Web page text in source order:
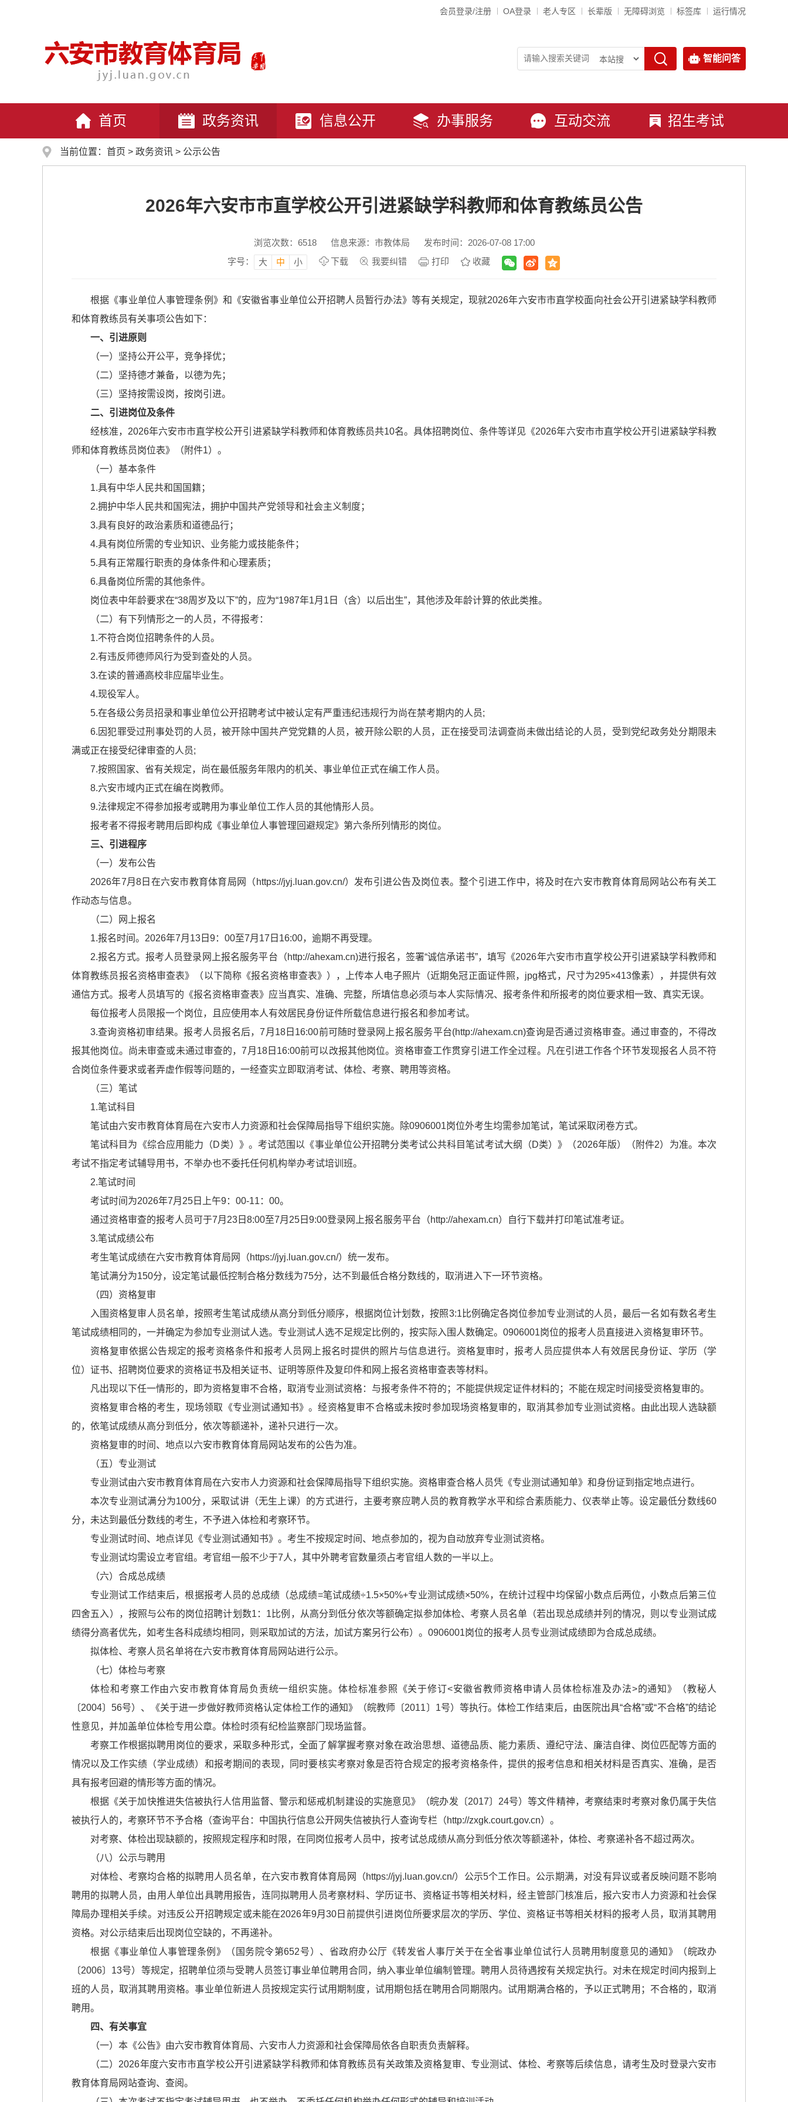
会员登录/注册 OA登录 老人专区 长辈版 无障碍浏览 标签库 运行情况
智能问答
首页 政务资讯 信息公开 办事服务 互动交流 招生考试
当前位置： 首页 > 政务资讯 > 公示公告
2026年六安市市直学校公开引进紧缺学科教师和体育教练员公告
浏览次数： 6518 信息来源：市教体局
发布时间：2026-07-08 17:00
字号：
大 中 小 下载 我要纠错 打印 收藏
根据《事业单位人事管理条例》和《安徽省事业单位公开招聘人员暂行办法》等有关规定，现就2026年六安市市直学校面向社会公开引进紧缺学科教师
和体育教练员有关事项公告如下：
一、引进原则
（一）坚持公开公平，竞争择优；
（二）坚持德才兼备，以德为先；
（三）坚持按需设岗，按岗引进。
二、引进岗位及条件
经核准，2026年六安市市直学校公开引进紧缺学科教师和体育教练员共10名。具体招聘岗位、条件等详见《2026年六安市市直学校公开引进紧缺学科教
师和体育教练员岗位表》（附件1）。
（一）基本条件
1.具有中华人民共和国国籍；
2.拥护中华人民共和国宪法，拥护中国共产党领导和社会主义制度；
3.具有良好的政治素质和道德品行；
4.具有岗位所需的专业知识、业务能力或技能条件；
5.具有正常履行职责的身体条件和心理素质；
6.具备岗位所需的其他条件。
岗位表中年龄要求在“38周岁及以下”的，应为“1987年1月1日（含）以后出生”，其他涉及年龄计算的依此类推。
（二）有下列情形之一的人员，不得报考：
1.不符合岗位招聘条件的人员。
2.有违反师德师风行为受到查处的人员。
3.在读的普通高校非应届毕业生。
4.现役军人。
5.在各级公务员招录和事业单位公开招聘考试中被认定有严重违纪违规行为尚在禁考期内的人员;
6.因犯罪受过刑事处罚的人员，被开除中国共产党党籍的人员，被开除公职的人员，正在接受司法调查尚未做出结论的人员，受到党纪政务处分期限未
满或正在接受纪律审查的人员;
7.按照国家、省有关规定，尚在最低服务年限内的机关、事业单位正式在编工作人员。
8.六安市域内正式在编在岗教师。
9.法律规定不得参加报考或聘用为事业单位工作人员的其他情形人员。
报考者不得报考聘用后即构成《事业单位人事管理回避规定》第六条所列情形的岗位。
三、引进程序
（一）发布公告
2026年7月8日在六安市教育体育局网（https://jyj.luan.gov.cn/）发布引进公告及岗位表。整个引进工作中，将及时在六安市教育体育局网站公布有关工
作动态与信息。
（二）网上报名
1.报名时间。2026年7月13日9：00至7月17日16:00，逾期不再受理。
2.报名方式。报考人员登录网上报名服务平台（http://ahexam.cn)进行报名，签署“诚信承诺书”，填写《2026年六安市市直学校公开引进紧缺学科教师和
体育教练员报名资格审查表》（以下简称《报名资格审查表》），上传本人电子照片（近期免冠正面证件照，jpg格式，尺寸为295×413像素），并提供有效
通信方式。报考人员填写的《报名资格审查表》应当真实、准确、完整，所填信息必须与本人实际情况、报考条件和所报考的岗位要求相一致、真实无误。
每位报考人员限报一个岗位，且应使用本人有效居民身份证件所载信息进行报名和参加考试。
3.查询资格初审结果。报考人员报名后，7月18日16:00前可随时登录网上报名服务平台(http://ahexam.cn)查询是否通过资格审查。通过审查的，不得改
报其他岗位。尚未审查或未通过审查的，7月18日16:00前可以改报其他岗位。资格审查工作贯穿引进工作全过程。凡在引进工作各个环节发现报名人员不符
合岗位条件要求或者弄虚作假等问题的，一经查实立即取消考试、体检、考察、聘用等资格。
（三）笔试
1.笔试科目
笔试由六安市教育体育局在六安市人力资源和社会保障局指导下组织实施。除0906001岗位外考生均需参加笔试，笔试采取闭卷方式。
笔试科目为《综合应用能力（D类）》。考试范围以《事业单位公开招聘分类考试公共科目笔试考试大纲（D类）》（2026年版）（附件2）为准。本次
考试不指定考试辅导用书，不举办也不委托任何机构举办考试培训班。
2.笔试时间
考试时间为2026年7月25日上午9：00-11：00。
通过资格审查的报考人员可于7月23日8:00至7月25日9:00登录网上报名服务平台（http://ahexam.cn）自行下载并打印笔试准考证。
3.笔试成绩公布
考生笔试成绩在六安市教育体育局网（https://jyj.luan.gov.cn/）统一发布。
笔试满分为150分，设定笔试最低控制合格分数线为75分，达不到最低合格分数线的，取消进入下一环节资格。
（四）资格复审
入围资格复审人员名单，按照考生笔试成绩从高分到低分顺序，根据岗位计划数，按照3:1比例确定各岗位参加专业测试的人员，最后一名如有数名考生
笔试成绩相同的，一并确定为参加专业测试人选。专业测试人选不足规定比例的，按实际入围人数确定。0906001岗位的报考人员直接进入资格复审环节。
资格复审依据公告规定的报考资格条件和报考人员网上报名时提供的照片与信息进行。资格复审时，报考人员应提供本人有效居民身份证、学历（学
位）证书、招聘岗位要求的资格证书及相关证书、证明等原件及复印件和网上报名资格审查表等材料。
凡出现以下任一情形的，即为资格复审不合格，取消专业测试资格：与报考条件不符的；不能提供规定证件材料的；不能在规定时间接受资格复审的。
资格复审合格的考生，现场领取《专业测试通知书》。经资格复审不合格或未按时参加现场资格复审的，取消其参加专业测试资格。由此出现人选缺额
的，依笔试成绩从高分到低分，依次等额递补，递补只进行一次。
资格复审的时间、地点以六安市教育体育局网站发布的公告为准。
（五）专业测试
专业测试由六安市教育体育局在六安市人力资源和社会保障局指导下组织实施。资格审查合格人员凭《专业测试通知单》和身份证到指定地点进行。
本次专业测试满分为100分，采取试讲（无生上课）的方式进行，主要考察应聘人员的教育教学水平和综合素质能力、仪表举止等。设定最低分数线60
分，未达到最低分数线的考生，不予进入体检和考察环节。
专业测试时间、地点详见《专业测试通知书》。考生不按规定时间、地点参加的，视为自动放弃专业测试资格。
专业测试均需设立考官组。考官组一般不少于7人，其中外聘考官数量须占考官组人数的一半以上。
（六）合成总成绩
专业测试工作结束后，根据报考人员的总成绩（总成绩=笔试成绩÷1.5×50%+专业测试成绩×50%，在统计过程中均保留小数点后两位，小数点后第三位
四舍五入），按照与公布的岗位招聘计划数1：1比例，从高分到低分依次等额确定拟参加体检、考察人员名单（若出现总成绩并列的情况，则以专业测试成
绩得分高者优先，如考生各科成绩均相同，则采取加试的方法，加试方案另行公布）。0906001岗位的报考人员专业测试成绩即为合成总成绩。
拟体检、考察人员名单将在六安市教育体育局网站进行公示。
（七）体检与考察
体检和考察工作由六安市教育体育局负责统一组织实施。体检标准参照《关于修订<安徽省教师资格申请人员体检标准及办法>的通知》（教秘人
〔2004〕56号）、《关于进一步做好教师资格认定体检工作的通知》（皖教师〔2011〕1号）等执行。体检工作结束后，由医院出具“合格”或“不合格”的结论
性意见，并加盖单位体检专用公章。体检时须有纪检监察部门现场监督。
考察工作根据拟聘用岗位的要求，采取多种形式，全面了解掌握考察对象在政治思想、道德品质、能力素质、遵纪守法、廉洁自律、岗位匹配等方面的
情况以及工作实绩（学业成绩）和报考期间的表现，同时要核实考察对象是否符合规定的报考资格条件，提供的报考信息和相关材料是否真实、准确，是否
具有报考回避的情形等方面的情况。
根据《关于加快推进失信被执行人信用监督、警示和惩戒机制建设的实施意见》（皖办发〔2017〕24号）等文件精神，考察结束时考察对象仍属于失信
被执行人的，考察环节不予合格（查询平台：中国执行信息公开网失信被执行人查询专栏（http://zxgk.court.gov.cn）。
对考察、体检出现缺额的，按照规定程序和时限，在同岗位报考人员中，按考试总成绩从高分到低分依次等额递补，体检、考察递补各不超过两次。
（八）公示与聘用
对体检、考察均合格的拟聘用人员名单，在六安市教育体育局网（https://jyj.luan.gov.cn/）公示5个工作日。公示期满，对没有异议或者反映问题不影响
聘用的拟聘人员，由用人单位出具聘用报告，连同拟聘用人员考察材料、学历证书、资格证书等相关材料，经主管部门核准后，报六安市人力资源和社会保
障局办理相关手续。对违反公开招聘规定或未能在2026年9月30日前提供引进岗位所要求层次的学历、学位、资格证书等相关材料的报考人员，取消其聘用
资格。对公示结束后出现岗位空缺的，不再递补。
根据《事业单位人事管理条例》（国务院令第652号）、省政府办公厅《转发省人事厅关于在全省事业单位试行人员聘用制度意见的通知》（皖政办
〔2006〕13号）等规定，招聘单位须与受聘人员签订事业单位聘用合同，纳入事业单位编制管理。聘用人员待遇按有关规定执行。对未在规定时间内报到上
班的人员，取消其聘用资格。事业单位新进人员按规定实行试用期制度，试用期包括在聘用合同期限内。试用期满合格的，予以正式聘用；不合格的，取消
聘用。
四、有关事宜
（一）本《公告》由六安市教育体育局、六安市人力资源和社会保障局依各自职责负责解释。
（二）2026年度六安市市直学校公开引进紧缺学科教师和体育教练员有关政策及资格复审、专业测试、体检、考察等后续信息，请考生及时登录六安市
教育体育局网站查询、查阅。